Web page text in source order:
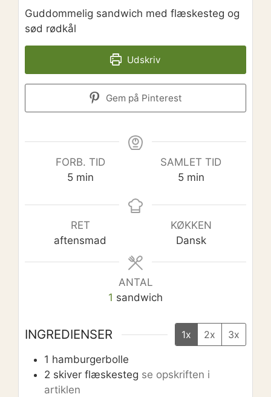
Guddommelig sandwich med flæskesteg og
sød rødkål
Udskriv
Gem på Pinterest
FORB. TID
5minutter
min
SAMLET TID
5minutter
min
RET
aftensmad
KØKKEN
Dansk
ANTAL
1 sandwich
INGREDIENSER 1x 2x 3x
1 hamburgerbolle
2 skiver flæskesteg se opskriften i
artiklen